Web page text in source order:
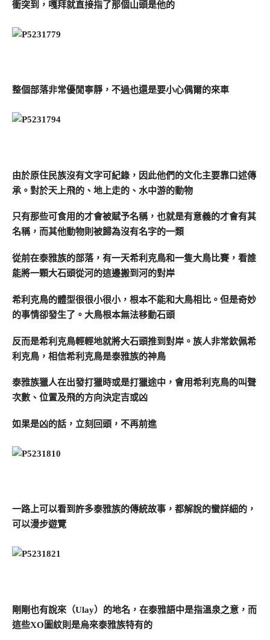
衝突到，嘎拜就直接指了那個山頭是他的
整個部落非常優閒寧靜，不過也還是要小心偶爾的來車
由於原住民族沒有文字可紀錄，因此他們的文化主要靠口述傳
承。對於天上飛的、地上走的、水中游的動物
只有那些可食用的才會被賦予名稱，也就是有意義的才會有其
名稱，而其他動物則被歸為沒有名字的一類
從前在泰雅族的部落，有一天希利克鳥和一隻大鳥比賽，看誰
能將一顆大石頭從河的這邊搬到河的對岸
希利克鳥的體型很很小很小，根本不能和大鳥相比。但是奇妙
的事情卻發生了。大鳥根本無法移動石頭
反而是希利克鳥輕輕地就將大石頭推到對岸。族人非常欽佩希
利克鳥，相信希利克鳥是泰雅族的神鳥
泰雅族獵人在出發打獵時或是打獵途中，會用希利克鳥的叫聲
次數、位置及飛的方向決定吉或凶
如果是凶的話，立刻回頭，不再前進
一路上可以看到許多泰雅族的傳統故事，都解說的蠻詳細的，
可以漫步遊覽
剛剛也有說來（Ulay）的地名，在泰雅語中是指溫泉之意，而
這些XO圖紋則是烏來泰雅族特有的